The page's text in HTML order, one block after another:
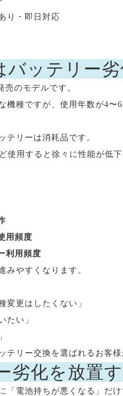
り・即日対応
バッテリー
売のモデルです。
機種ですが、使用年数が4
テリーは消耗品です。
使用すると徐々に性能が低下
用頻度
利用頻度
みやすくなります。
変更はしたくない」
たい」
テリー交換を選ばれるお客様
劣化を放置
「電池持ちが悪くなる」だけ